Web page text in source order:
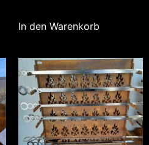
In den Warenkorb